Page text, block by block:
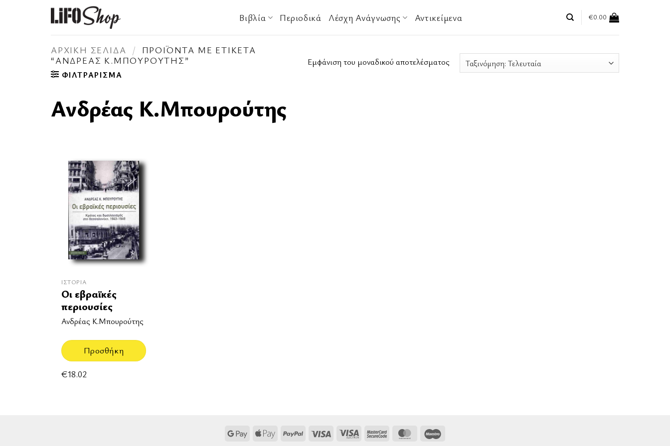
Βιβλία Περιοδικά Λέσχη Ανάγνωσης Αντικείμενα €0.00
ΑΡΧΙΚΉ ΣΕΛΊΔΑ /
ΠΡΟΪΌΝΤΑ ΜΕ ΕΤΙΚΈΤΑ
“ΑΝΔΡΈΑΣ Κ.ΜΠΟΥΡΟΎΤΗΣ”
ΦΙΛΤΡΆΡΙΣΜΑ
Εμφάνιση του μοναδικού αποτελέσματος
Ανδρέας Κ.Μπουρούτης
ΙΣΤΟΡΊΑ
Οι εβραϊκές
περιουσίες
Ανδρέας Κ.Μπουρούτης
Προσθήκη
€18.02
Google Apple
PayPal Visa
Visa
MasterCardMasterCard